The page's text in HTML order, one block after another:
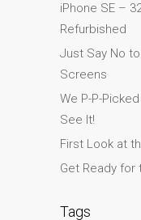
iPhone SE –
Refurbished
Just Say No to
Screens
We P-P-
See It!
First Look at
Get Ready for
Tags